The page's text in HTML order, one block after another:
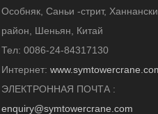
Особняк, Саньи -стрит,
район, Шеньян, Китай
Тел: 0086-24-84317130
Интернет:
ЭЛЕКТРОННАЯ ПОЧТА :
enquiry@symtowercrane.com